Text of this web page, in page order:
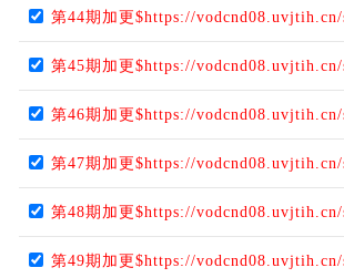
第44期加更$https://
第45期加更$https://
第46期加更$https://
第47期加更$https://
第48期加更$https://vodcnd08.uvjtih.cn/
第49期加更$https://